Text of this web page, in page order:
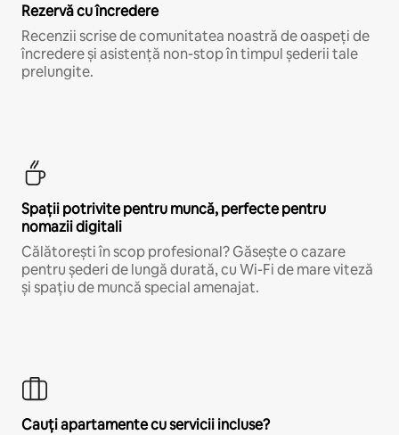
Rezervă cu încredere
Recenzii scrise de comunitatea noastră de oaspeți de
încredere și asistență non-stop în timpul șederii tale
prelungite.
Spații potrivite pentru muncă, perfecte pentru
nomazii digitali
Călătorești în scop profesional? Găsește o cazare
pentru șederi de lungă durată, cu Wi-Fi de mare viteză
și spațiu de muncă special amenajat.
Cauți apartamente cu servicii incluse?